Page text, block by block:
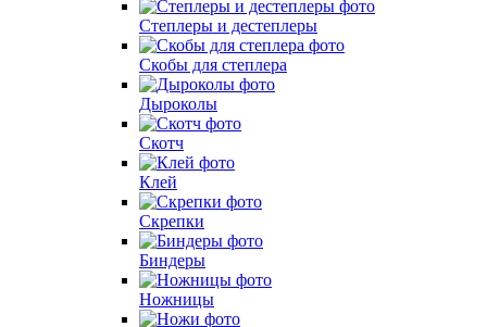
Степлеры и дестеплеры
Скобы для степлера
Дыроколы
Скотч
Клей
Скрепки
Биндеры
Ножницы